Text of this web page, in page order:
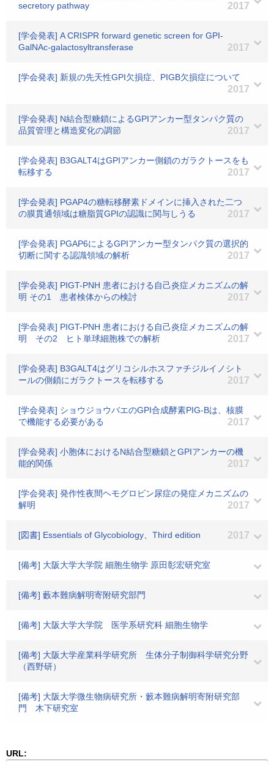
secretory pathway
2017
[学会発表] A CRISPR forward genetic screen for GPI-
GalNAc-galactosyltransferase
2017
[学会発表] 新規の先天性GPI欠損症、PIGB欠損症について
2017
[学会発表] N結合型糖鎖によるGPIアンカー型タンパク質の
品質管理と構造変化の調節
2017
[学会発表] B3GALT4はGPIアンカー側鎖のガラクトースをも
転移する
2017
[学会発表] PGAP4の糖転移酵素ドメインに挿入された二つ
の膜貫通領域は糖脂質GPIの認識に関与しうる
2017
[学会発表] PGAP6によるGPIアンカー型タンパク質の選択的
切断に関する認識領域の解析
2017
[学会発表] PIGT-PNH 患者における自己炎症メカニズムの解
明 その1 患者検体からの検討
2017
[学会発表] PIGT-PNH 患者における自己炎症メカニズムの解
明 その2 ヒト単球細胞株での解析
2017
[学会発表] B3GALT4はグリコシルホスファチジルイノシト
ールの側鎖にガラクトースを転移する
2017
[学会発表] ショウジョウバエのGPI合成酵素PIG-Bは、核膜
で機能する必要がある
2017
[学会発表] 小胞体におけるN結合型糖鎖とGPIアンカーの機
能的関係
2017
[学会発表] 発作性夜間ヘモグロビン尿症の発症メカニズムの
解明
2017
[図書] Essentials of Glycobiology、Third edition 2017
[備考] 大阪大学大学院 細胞生物学 原田彰宏研究室
[備考] 藪本難病解明寄附研究部門
[備考] 大阪大学大学院 医学系研究科 細胞生物学
[備考] 大阪大学産業科学研究所 生体分子制御科学研究分野
（西野研）
[備考] 大阪大学微生物病研究所・籔本難病解明寄附研究部
門 木下研究室
URL: